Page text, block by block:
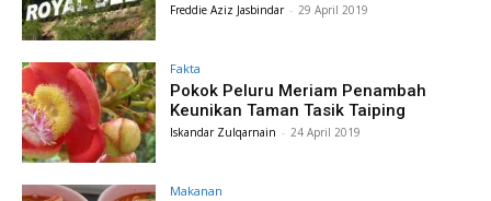
Freddie Aziz Jasbindar - 29 April 2019
Fakta
Pokok Peluru Meriam Penambah
Keunikan Taman Tasik Taiping
Iskandar Zulqarnain - 24 April 2019
Makanan